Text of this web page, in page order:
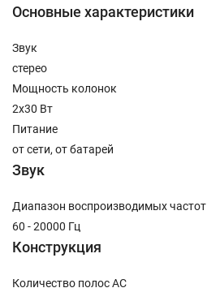
Основные характеристики
Звук
стерео
Мощность колонок
2x30 Вт
Питание
от сети, от батарей
Звук
Диапазон воспроизводимых частот
60 - 20000 Гц
Конструкция
Количество полос AC